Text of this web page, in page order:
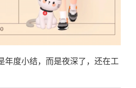
年度小结，而是夜深了，还在工